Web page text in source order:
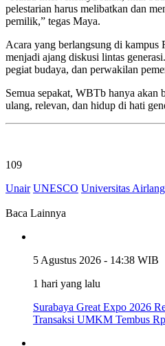
pelestarian harus melibatkan dan
pemilik,” tegas Maya.
Acara yang berlangsung di kampus
menjadi ajang diskusi lintas
pegiat budaya, dan perwakilan
Semua sepakat, WBTb hanya akan
ulang, relevan, dan hidup di hati
109
Unair UNESCO Universitas
Baca Lainnya
5 Agustus 2026 - 14:38 WIB
1 hari yang lalu
Surabaya Great Expo 2026
Transaksi UMKM Tembus